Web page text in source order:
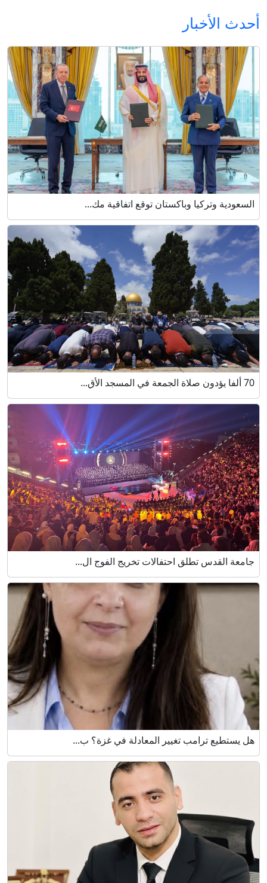
أحدث الأخبار
السعودية وتركيا وباكستان توقع اتفاقية مك...
70 ألفا يؤدون صلاة الجمعة في المسجد الأق...
جامعة القدس تطلق احتفالات تخريج الفوج ال...
هل يستطيع ترامب تغيير المعادلة في غزة؟ ب...